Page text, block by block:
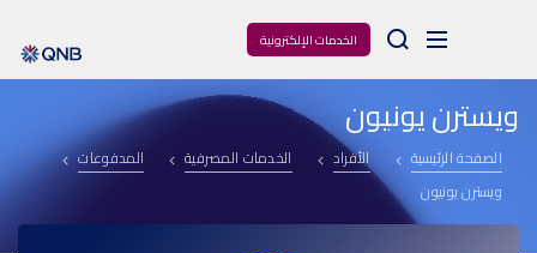
الخدمات الإلكترونية Arama
ويسترن يونيون
الصفحة الرئيسية الأفراد الخدمات المصرفية
المدفوعات
ويسترن يونيون